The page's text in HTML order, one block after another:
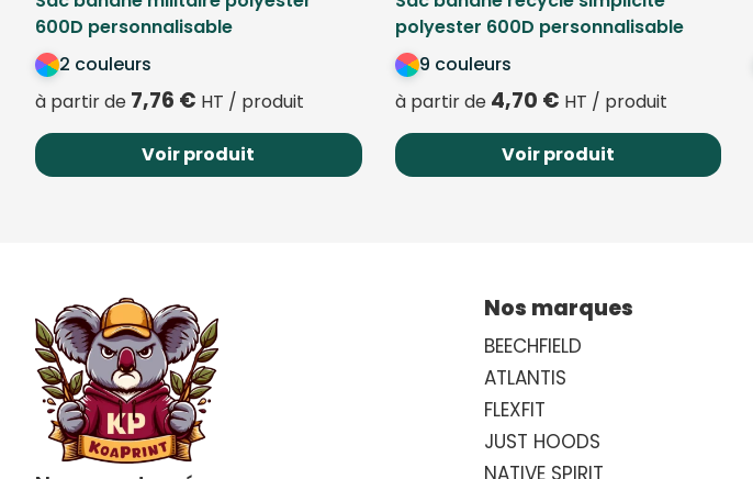
600D personnalisable
2 couleurs
à partir de 7,76 € HT / produit
Voir produit
polyester 600D personnalisable
9 couleurs
à partir de 4,70 € HT / produit
Voir produit
Nos marques
BEECHFIELD
ATLANTIS
FLEXFIT
JUST HOODS